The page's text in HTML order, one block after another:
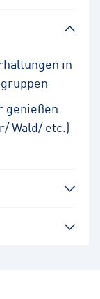
in
genießen
Wald/ etc.)